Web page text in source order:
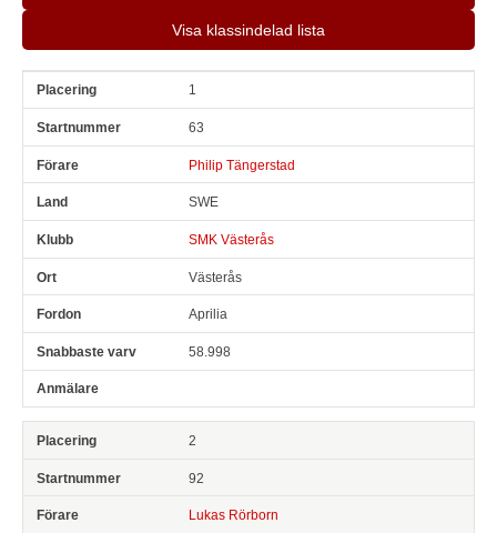
Visa klassindelad lista
Pl Snr 1
63
Philip Tängerstad
SWE
SMK Västerås
Västerås
Aprilia
58.998
2
92
Lukas Rörborn